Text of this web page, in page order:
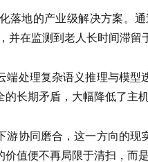
落地的产业级解决方案。
并在监测到老人长时间滞留
端处理复杂语义推理与模
长期矛盾，大幅降低了主
游协同磨合，这一方向的
值便不再局限于清扫，而